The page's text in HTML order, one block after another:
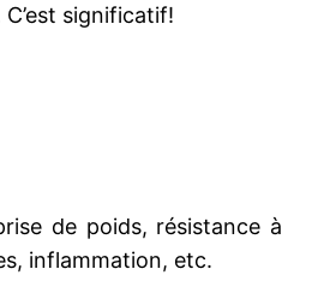
significatif!
de poids, résistance à
inflammation, etc.